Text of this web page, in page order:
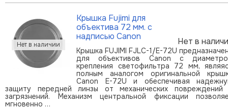
Нет в
Крышка Fujimi для
объектива 72 мм. с
надписью Canon
Крышка FUJIMI FJLC-1/E-72U
для объективов Canon с
крепления светофильтра 72 мм,
полным аналогом оригинальной
Canon E-72U и обеспечивая
защиту передней линзы от механических повреждений
загрязнений. Механизм центральной фиксации
мгновенно …